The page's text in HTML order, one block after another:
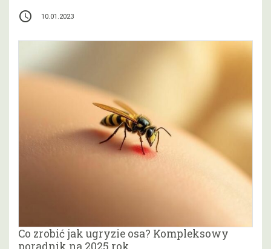
access_time 10.01.2023
Co zrobić jak ugryzie osa? Kompleksowy